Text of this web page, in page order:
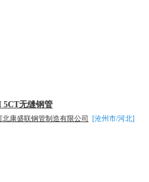
5CT无缝钢管
康盛联钢管制造有限公司 [沧州市/河北]